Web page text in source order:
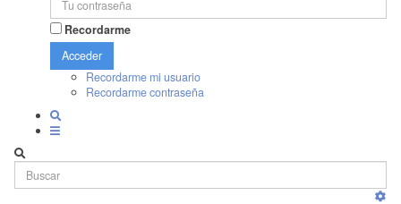
Recordarme
Acceder
Recordarme mi usuario
Recordarme contraseña